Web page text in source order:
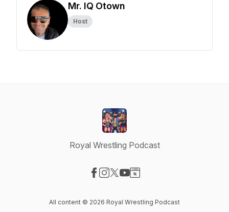
Mr. IQ Otown
Host
Royal Wrestling Podcast
All content © 2026 Royal Wrestling Podcast